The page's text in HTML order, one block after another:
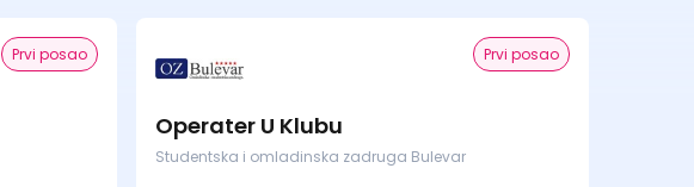
Prvi posao Prvi posao
Operater U Klubu
Studentska i omladinska zadruga Bulevar